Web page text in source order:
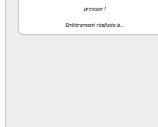
presque !
Entièrement réalisée à...